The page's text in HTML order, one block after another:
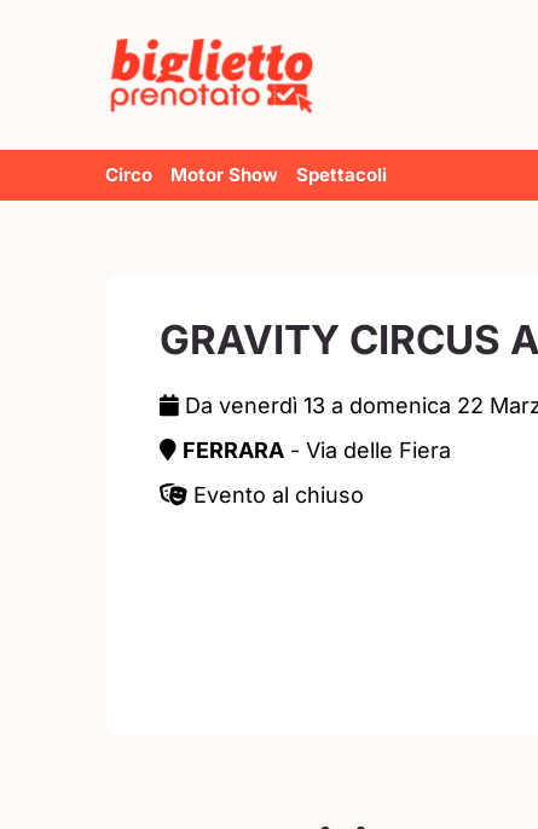
Circo Motor Show Spettacoli
GRAVITY CIRCUS
Da venerdì 13 a domenica 22
FERRARA - Via delle Fiera
Evento al chiuso